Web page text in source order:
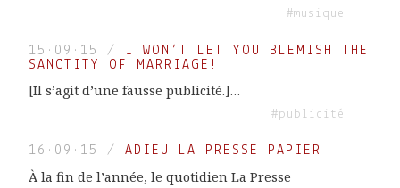
#musique
15·09·15 /
I WON’T LET YOU BLEMISH THE
SANCTITY OF MARRIAGE!
[Il s’agit d’une fausse publicité.]…
#publicité
16·09·15 / ADIEU LA PRESSE PAPIER
À la fin de l’année, le quotidien La Presse